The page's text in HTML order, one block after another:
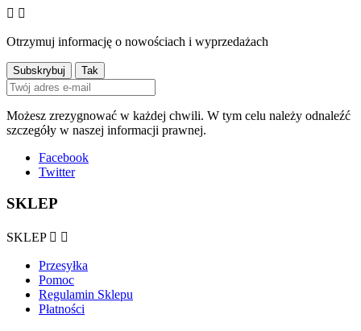
 
Otrzymuj informację o nowościach i wyprzedażach
Możesz zrezygnować w każdej chwili. W tym celu należy odnaleźć
szczegóły w naszej informacji prawnej.
Facebook
Twitter
SKLEP
SKLEP  
Przesyłka
Pomoc
Regulamin Sklepu
Płatności